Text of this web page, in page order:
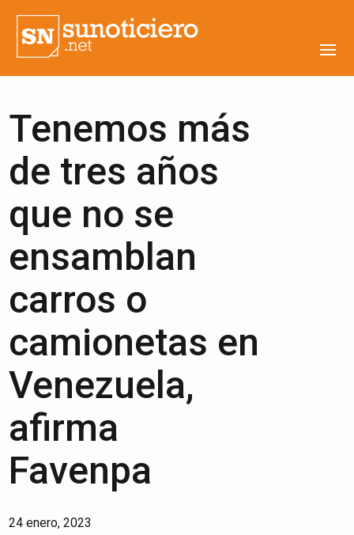
Tenemos más
de tres años
que no se
ensamblan
carros o
camionetas en
Venezuela,
afirma
Favenpa
24 enero, 2023